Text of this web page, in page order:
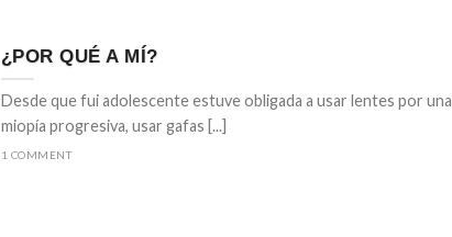
¿POR QUÉ A MÍ?
Desde que fui adolescente estuve obligada a usar lentes por una
miopía progresiva, usar gafas [...]
1 COMMENT